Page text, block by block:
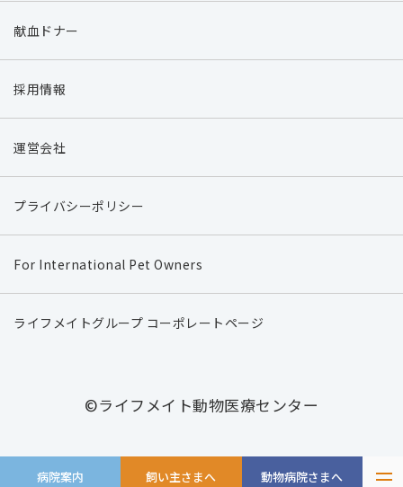
病院案内 飼い主さまへ 動物病院さまへ
献血ドナー
採用情報
運営会社
プライバシーポリシー
For International Pet Owners
ライフメイトグループ コーポレートページ
©ライフメイト動物医療センター